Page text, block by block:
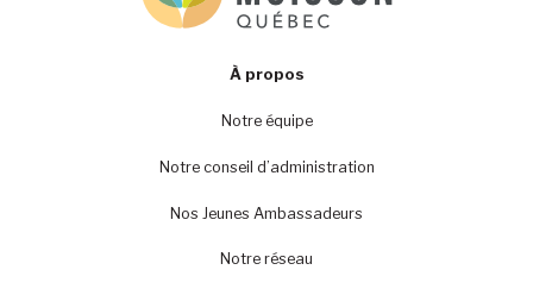
À propos
Notre équipe
Notre conseil d’administration
Nos Jeunes Ambassadeurs
Notre réseau